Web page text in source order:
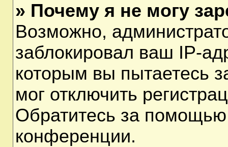
» Почему я не могу
Возможно,
заблокировал ваш IP-
которым вы пытаетесь
мог отключить
Обратитесь за помощью
конференции.